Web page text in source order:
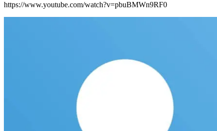
https://www.youtube.com/watch?v=pbuBMWn9RF0